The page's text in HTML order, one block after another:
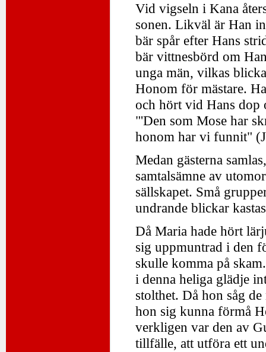
Vid vigseln i Kana
sonen. Likväl är Han
bär spår efter Hans
bär vittnesbörd om
unga män, vilkas
Honom för mästare.
och hört vid Hans dop
"'Den som Mose har
honom har vi funnit"
Medan gästerna
samtalsämne av
sällskapet. Små
undrande blickar
Då Maria hade hört
sig uppmuntrad i den
skulle komma på
i denna heliga glädje
stolthet. Då hon såg
hon sig kunna förmå
verkligen var den av
tillfälle, att utföra ett